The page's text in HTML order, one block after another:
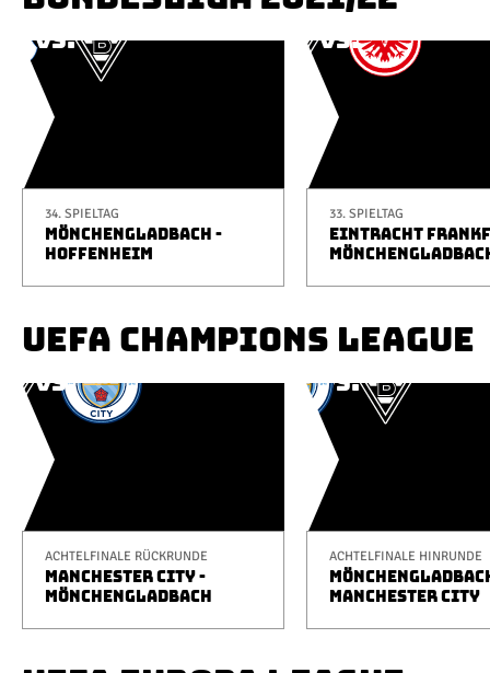
34. SPIELTAG
MÖNCHENGLADBACH -
HOFFENHEIM
33. SPIELTAG
EINTRACHT
UEFA CHAMPIONS LEAGUE
ACHTELFINALE RÜCKRUNDE
MANCHESTER CITY -
MÖNCHENGLADBACH
ACHTELFINALE HINRUNDE
MANCHESTER CITY